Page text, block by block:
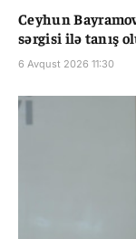
Ceyhun
sərgisi ilə tanış
6 Avqust 2026 11:30